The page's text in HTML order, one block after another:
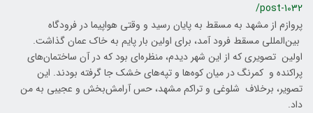
/post-1032
پروازم از مشهد به مسقط به پایان رسید و وقتی هواپیما در فرودگاه
بین‌المللی مسقط فرود آمد، برای اولین بار پایم به خاک عمان گذاشت.
اولین تصویری که از این شهر دیدم، منظره‌ای بود که در آن ساختمان‌های
پراکنده و کمرنگ در میان کوه‌ها و تپه‌های خشک جا گرفته بودند. این
تصویر، برخلاف شلوغی و تراکم مشهد، حس آرامش‌بخش و عجیبی به من
داد.